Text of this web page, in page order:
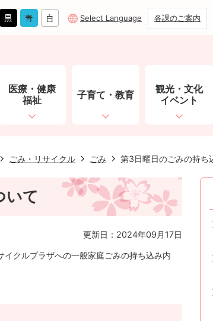
Select Language 各課のご案内
医療・健康
福祉
子育て・教育
観光・文化
イベント
ごみ・リサイクル ごみ 第3日曜日のごみの持ち
いて
更新日：2024年09月17日
クルプラザへの一般家庭ごみの持ち込み内